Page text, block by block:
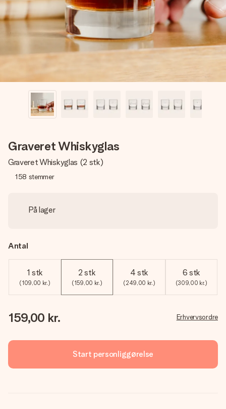
billede af dig eller en besked, der går lige i hendes hjerte.
Intet besvær men udelukkende en masse kærlighed i
øjeblikket.
Graveret Whiskyglas
Graveret Whiskyglas (2 stk)
158 stemmer
På lager
Antal
1 stk
(109,00 kr.)
2 stk
(159,00 kr.)
4 stk
(249,00 kr.)
6 stk
(309,00 kr.)
159,00 kr. Erhvervsordre
Start personliggørelse